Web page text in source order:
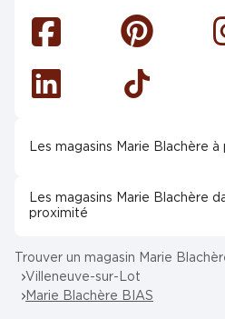
Facebook Pinterest
Linkedin Tiktok
Les magasins Marie Blachère
Les magasins Marie Blachère
proximité
Trouver un magasin Marie
Villeneuve-sur-Lot
Marie Blachère BIAS